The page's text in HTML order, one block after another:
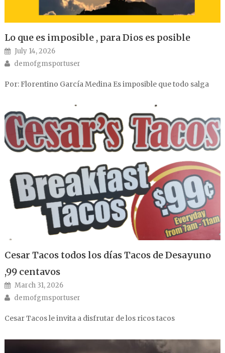
Lo que es imposible , para Dios es posible
Posted on
July 14, 2026
Author
demofgmsportuser
Por: Florentino García Medina Es imposible que todo salga
Cesar Tacos todos los días Tacos de Desayuno
,99 centavos
Posted on
March 31, 2026
Author
demofgmsportuser
Cesar Tacos le invita a disfrutar de los ricos tacos